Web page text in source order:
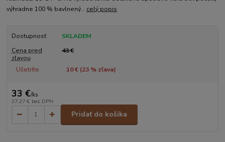
výhradne 100 % bavlnený... celý popis
Dostupnosť
SKLADEM
Cena pred
zľavou
43 €
Ušetríte 10 € (23% zľava)
33 €/ks
27,27 € bez DPH
Pridať do košíka